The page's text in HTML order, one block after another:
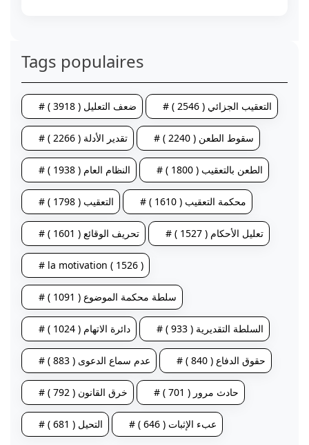
Tags populaires
# ضعف التعليل ( 3918 ) # التعقيب الجزائي ( 2546 )
# تقدير الأدلة ( 2266 ) # سقوط الطعن ( 2240 )
# النظام العام ( 1938 ) # الطعن بالتعقيب ( 1800 )
# التعقيب ( 1798 ) # محكمة التعقيب ( 1610 )
# تحريف الوقائع ( 1601 ) # تعليل الأحكام ( 1527 )
# la motivation ( 1526 )
# سلطة محكمة الموضوع ( 1091 )
# دائرة الاتهام ( 1024 ) # السلطة التقديرية ( 933 )
# عدم سماع الدعوى ( 883 ) # حقوق الدفاع ( 840 )
# خرق القانون ( 792 ) # حادث مرور ( 701 )
# التحيل ( 681 ) # عبء الإثبات ( 646 )